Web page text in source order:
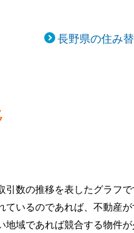
長野県の住み
数の推移を表したグラフで
ているのであれば、不動産
地域であれば競合する物件